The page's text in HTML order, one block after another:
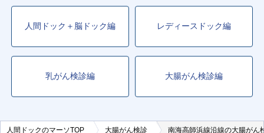
人間ドック＋脳ドック編 レディースドック編
乳がん検診編 大腸がん検診編
人間ドックのマーソTOP 大腸がん検診 南海高師浜線沿線の大腸がん